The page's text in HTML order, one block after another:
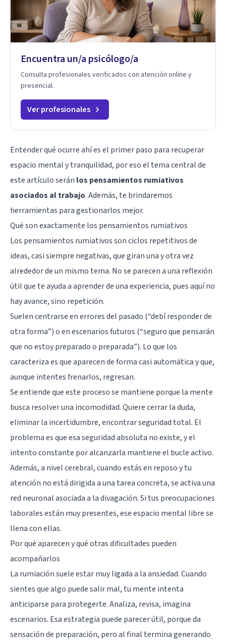
Encuentra un/a psicólogo/a
Consulta profesionales verificados con atención online y
presencial.
Ver profesionales
Entender qué ocurre ahí es el primer paso para recuperar
espacio mental y tranquilidad, por eso el tema central de
este artículo serán los pensamientos rumiativos
asociados al trabajo. Además, te brindaremos
herramientas para gestionarlos mejor.
Qué son exactamente los pensamientos rumiativos
Los pensamientos rumiativos son ciclos repetitivos de
ideas, casi siempre negativas, que giran una y otra vez
alrededor de un mismo tema. No se parecen a una reflexión
útil que te ayuda a aprender de una experiencia, pues aquí no
hay avance, sino repetición.
Suelen centrarse en errores del pasado (“debí responder de
otra forma”) o en escenarios futuros (“seguro que pensarán
que no estoy preparado o preparada”). Lo que los
caracteriza es que aparecen de forma casi automática y que,
aunque intentes frenarlos, regresan.
Se entiende que este proceso se mantiene porque la mente
busca resolver una incomodidad. Quiere cerrar la duda,
eliminar la incertidumbre, encontrar seguridad total. El
problema es que esa seguridad absoluta no existe, y el
intento constante por alcanzarla mantiene el bucle activo.
Además, a nivel cerebral, cuando estás en reposo y tu
atención no está dirigida a una tarea concreta, se activa una
red neuronal asociada a la divagación. Si tus preocupaciones
laborales están muy presentes, ese espacio mental libre se
llena con ellas.
Por qué aparecen y qué otras dificultades pueden
acompañarlos
La rumiación suele estar muy ligada a laansiedad. Cuando
sientes que algo puede salir mal, tu mente intenta
anticiparse para protegerte. Analiza, revisa, imagina
escenarios. Esa estrategia puede parecer útil, porque da
sensación de preparación, pero al final termina generando